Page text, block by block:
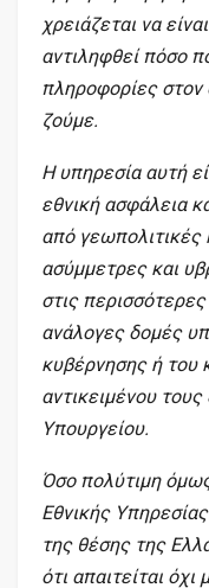
χρειάζεται να
αντιληφθεί πόσο
πληροφορίες στον
ζούμε.
Η υπηρεσία αυτή
εθνική ασφάλεια
από γεωπολιτικές
ασύμμετρες και
στις
ανάλογες δομές
κυβέρνησης ή του
αντικειμένου
Υπουργείου.
Όσο πολύτιμη
Εθνικής
της θέσης της
ότι απαιτείται